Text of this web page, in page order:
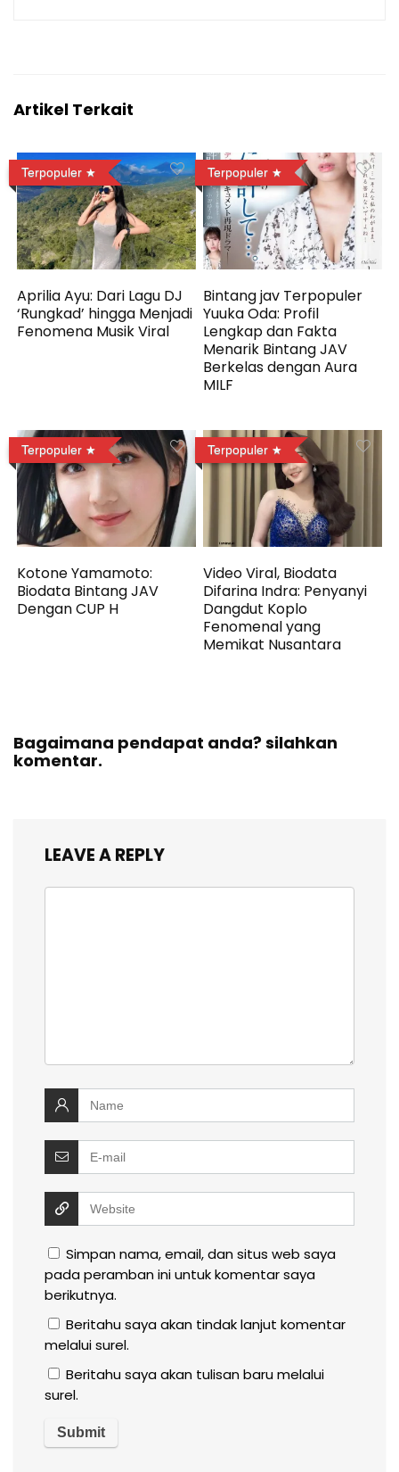
Artikel Terkait
Terpopuler
Aprilia Ayu: Dari Lagu DJ
‘Rungkad’ hingga Menjadi
Fenomena Musik Viral
Terpopuler
Bintang jav Terpopuler
Yuuka Oda: Profil
Lengkap dan Fakta
Menarik Bintang JAV
Berkelas dengan Aura
MILF
Terpopuler
Kotone Yamamoto:
Biodata Bintang JAV
Dengan CUP H
Terpopuler
Video Viral, Biodata
Difarina Indra: Penyanyi
Dangdut Koplo
Fenomenal yang
Memikat Nusantara
Bagaimana pendapat anda? silahkan
komentar.
LEAVE A REPLY
Simpan nama, email, dan situs web saya
pada peramban ini untuk komentar saya
berikutnya.
Beritahu saya akan tindak lanjut komentar
melalui surel.
Beritahu saya akan tulisan baru melalui
surel.